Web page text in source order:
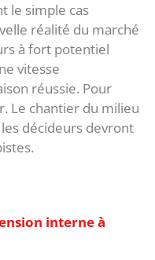
le simple cas
réalité du marché
à fort potentiel
vitesse
réussie.‎ Pour
Le chantier du milieu
décideurs devront
interne à